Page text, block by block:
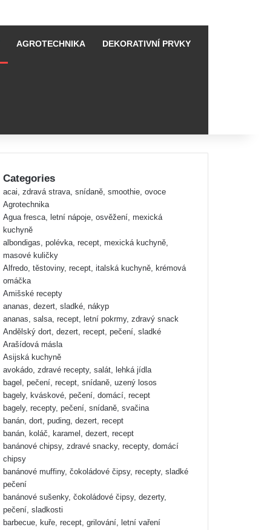
AGROTECHNIKA DEKORATIVNÍ PRVKY
Categories
acai, zdravá strava, snídaně, smoothie, ovoce
Agrotechnika
Agua fresca, letní nápoje, osvěžení, mexická
kuchyně
albondigas, polévka, recept, mexická kuchyně,
masové kuličky
Alfredo, těstoviny, recept, italská kuchyně, krémová
omáčka
Amišské recepty
ananas, dezert, sladké, nákyp
ananas, salsa, recept, letní pokrmy, zdravý snack
Andělský dort, dezert, recept, pečení, sladké
Arašídová másla
Asijská kuchyně
avokádo, zdravé recepty, salát, lehká jídla
bagel, pečení, recept, snídaně, uzený losos
bagely, kváskové, pečení, domácí, recept
bagely, recepty, pečení, snídaně, svačina
banán, dort, puding, dezert, recept
banán, koláč, karamel, dezert, recept
banánové chipsy, zdravé snacky, recepty, domácí
chipsy
banánové muffiny, čokoládové čipsy, recepty, sladké
pečení
banánové sušenky, čokoládové čipsy, dezerty,
pečení, sladkosti
barbecue, kuře, recept, grilování, letní vaření